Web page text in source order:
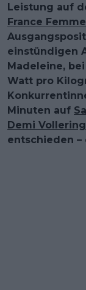
Leistung auf
France
einstündigen
Madeleine,
Watt pro
Minuten auf
Demi Vollering
entschieden